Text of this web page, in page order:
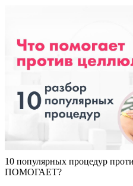
10 популярных процедур
ПОМОГАЕТ?